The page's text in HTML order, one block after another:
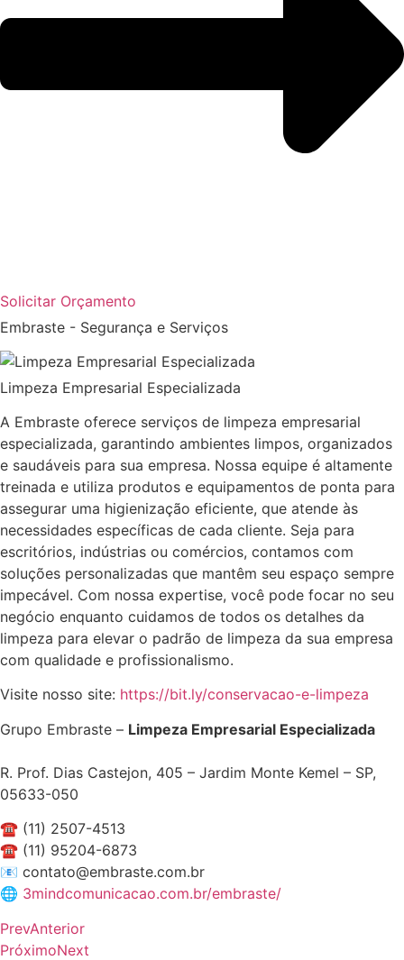
Solicitar Orçamento
Embraste - Segurança e Serviços
Limpeza Empresarial Especializada
A Embraste oferece serviços de limpeza empresarial
especializada, garantindo ambientes limpos, organizados
e saudáveis para sua empresa. Nossa equipe é altamente
treinada e utiliza produtos e equipamentos de ponta para
assegurar uma higienização eficiente, que atende às
necessidades específicas de cada cliente. Seja para
escritórios, indústrias ou comércios, contamos com
soluções personalizadas que mantêm seu espaço sempre
impecável. Com nossa expertise, você pode focar no seu
negócio enquanto cuidamos de todos os detalhes da
limpeza para elevar o padrão de limpeza da sua empresa
com qualidade e profissionalismo.
Visite nosso site: https://bit.ly/conservacao-e-limpeza
Grupo Embraste – Limpeza Empresarial Especializada
R. Prof. Dias Castejon, 405 – Jardim Monte Kemel – SP,
05633-050
☎ (11) 2507-4513
☎ (11) 95204-6873⁠
📧 contato@embraste.com.br⁠
🌐 3mindcomunicacao.com.br/embraste/
PrevAnterior
PróximoNext